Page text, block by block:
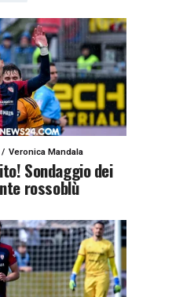
Veronica Mandala
Sondaggio dei
rossoblù